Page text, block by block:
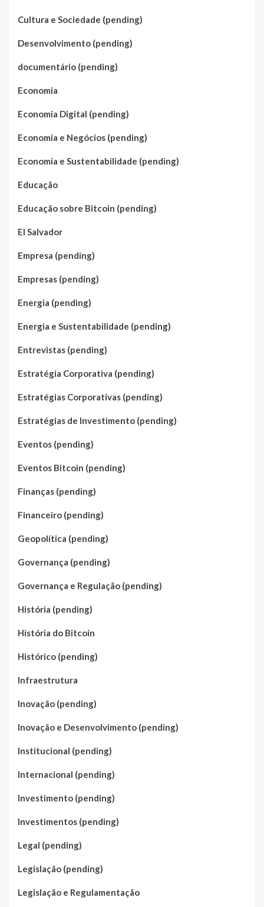
Cultura e Sociedade (pending)
Desenvolvimento (pending)
documentário (pending)
Economia
Economia Digital (pending)
Economia e Negócios (pending)
Economia e Sustentabilidade (pending)
Educação
Educação sobre Bitcoin (pending)
El Salvador
Empresa (pending)
Empresas (pending)
Energia (pending)
Energia e Sustentabilidade (pending)
Entrevistas (pending)
Estratégia Corporativa (pending)
Estratégias Corporativas (pending)
Estratégias de Investimento (pending)
Eventos (pending)
Eventos Bitcoin (pending)
Finanças (pending)
Financeiro (pending)
Geopolítica (pending)
Governança (pending)
Governança e Regulação (pending)
História (pending)
História do Bitcoin
Histórico (pending)
Infraestrutura
Inovação (pending)
Inovação e Desenvolvimento (pending)
Institucional (pending)
Internacional (pending)
Investimento (pending)
Investimentos (pending)
Legal (pending)
Legislação (pending)
Legislação e Regulamentação